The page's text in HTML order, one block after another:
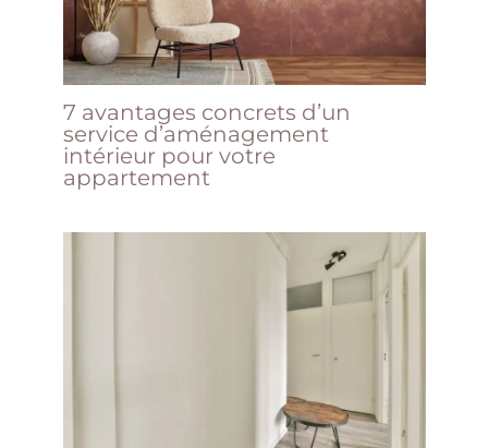
7 avantages concrets d’un
service d’aménagement
intérieur pour votre
appartement